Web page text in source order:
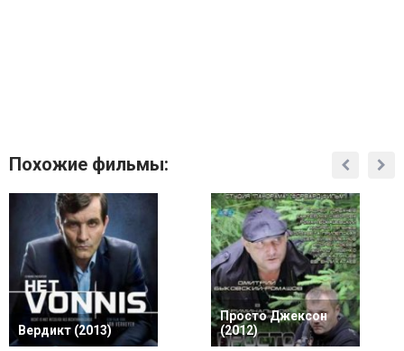
Похожие фильмы:
Вердикт (2013)
Просто Джексон
(2012)